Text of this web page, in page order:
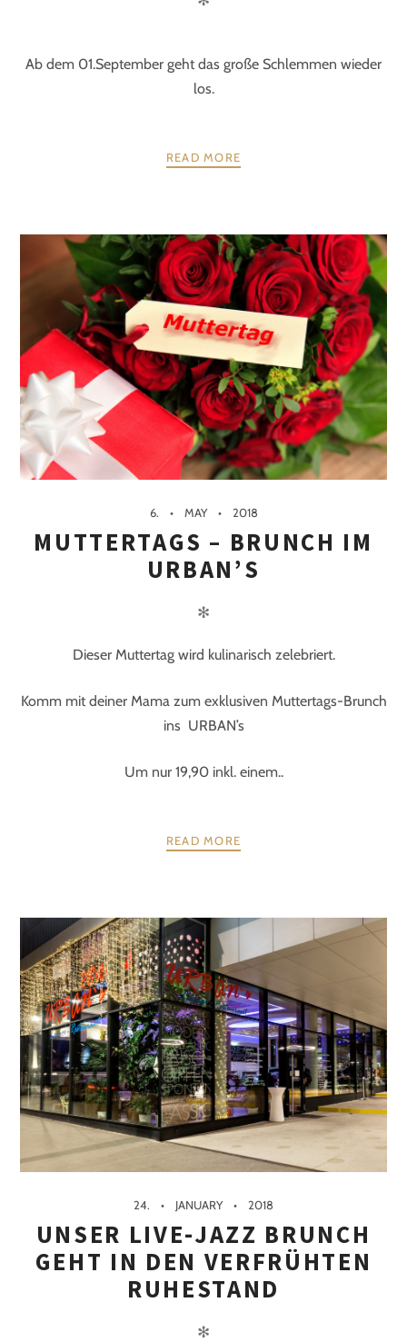
Ab dem 01.September geht das große Schlemmen wieder
los.
READ MORE
6. MAY 2018
MUTTERTAGS – BRUNCH IM
URBAN’S
✻
Dieser Muttertag wird kulinarisch zelebriert.
Komm mit deiner Mama zum exklusiven Muttertags-Brunch
ins URBAN’s
Um nur 19,90 inkl. einem..
READ MORE
24. JANUARY 2018
UNSER LIVE-JAZZ BRUNCH
GEHT IN DEN VERFRÜHTEN
RUHESTAND
✻